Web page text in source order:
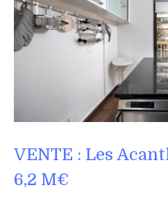
VENTE : Les
6,2 M€